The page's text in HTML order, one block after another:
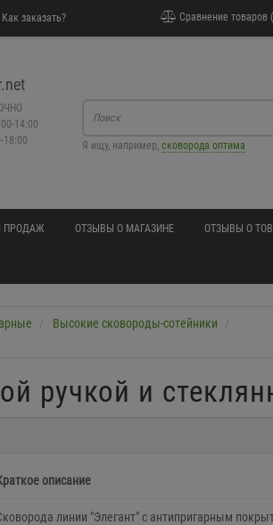
Как заказать? Сравнение товаров
14:00
18:00
Я ищу, например, сковорода оптима
ПРОДАЖ ОТЗЫВЫ О МАГАЗИНЕ ОТЗЫВЫ О
Высокие сковороды-сотейники
ручкой и
описание
линии "Элегант" с антипригарным